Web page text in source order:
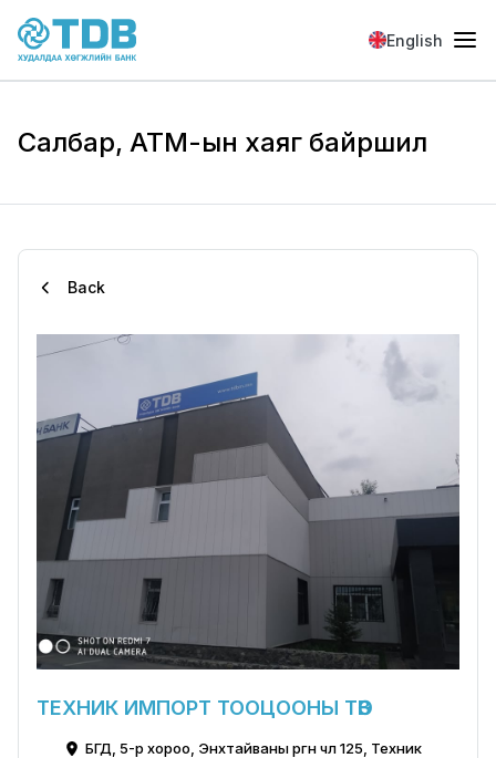
Skip to main content
English
Салбар, АТМ-ын хаяг байршил
Back
ТЕХНИК ИМПОРТ ТООЦООНЫ ТӨВ
БГД, 5-р хороо, Энхтайваны өргөн чөлөө 125, Техник